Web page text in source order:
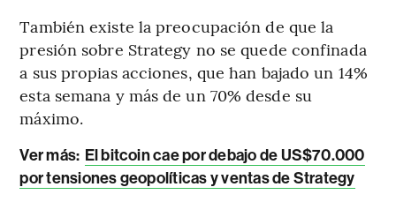
También existe la preocupación de que la
presión sobre Strategy no se quede confinada
a sus propias acciones, que han bajado un 14%
esta semana y más de un 70% desde su
máximo.
Ver más: El bitcoin cae por debajo de US$70.000
por tensiones geopolíticas y ventas de Strategy